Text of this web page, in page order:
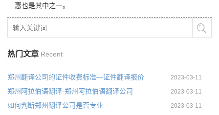
惠也是其中之一。
热门文章 Recent
郑州翻译公司的证件收费标准—证件翻译报价 2023-03-11
郑州阿拉伯语翻译-郑州阿拉伯语翻译公司 2023-03-11
如何判断郑州翻译公司是否专业 2023-03-11